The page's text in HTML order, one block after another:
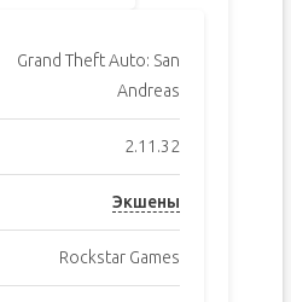
Grand Theft Auto: San
Andreas
2.11.32
Экшены
Rockstar Games